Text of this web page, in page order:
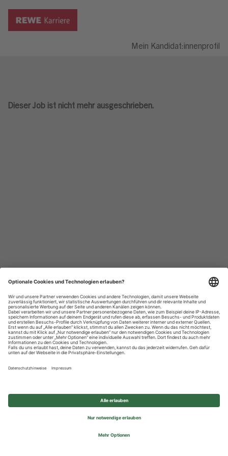
Mein Kandidat:innenprofil
Dieser Job ist nicht mehr ausgeschrieben.
Datenschutzhinweise
Impressum
Privatsphäre-Einstellungen
© 2026 REWE Group - All rights reserved